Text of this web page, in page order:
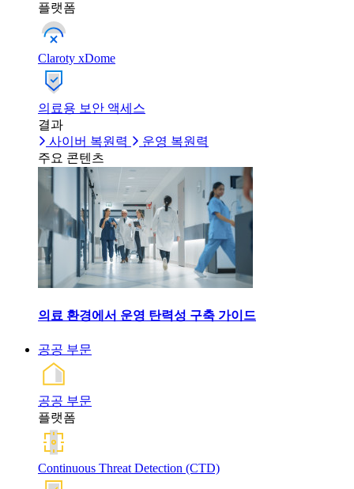
플랫폼
Claroty xDome
의료용 보안 액세스
결과
사이버 복원력
운영 복원력
주요 콘텐츠
의료 환경에서 운영 탄력성 구축 가이드
공공 부문
공공 부문
플랫폼
Continuous Threat Detection (CTD)